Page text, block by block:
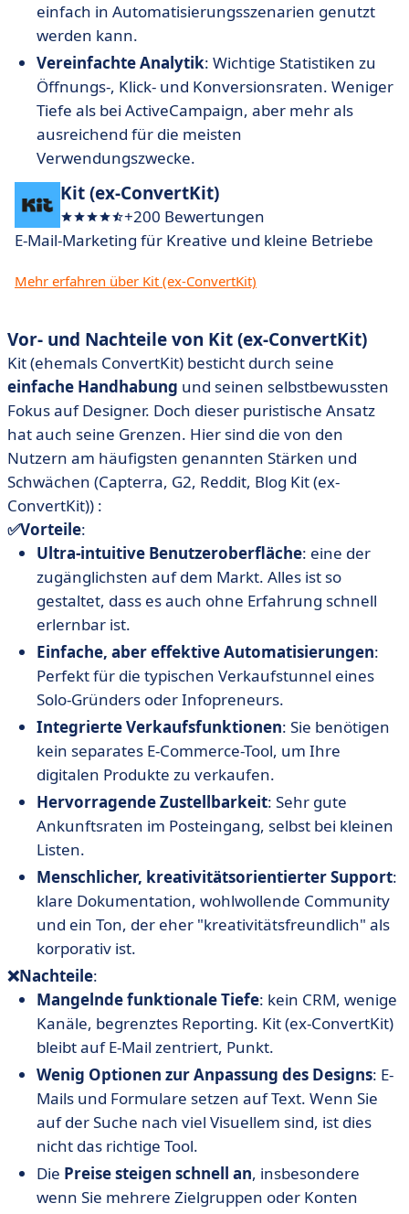
einfach in Automatisierungsszenarien genutzt
werden kann.
Vereinfachte Analytik: Wichtige Statistiken zu
Öffnungs-, Klick- und Konversionsraten. Weniger
Tiefe als bei ActiveCampaign, aber mehr als
ausreichend für die meisten
Verwendungszwecke.
Kit (ex-ConvertKit)
+200 Bewertungen
E-Mail-Marketing für Kreative und kleine Betriebe
Mehr erfahren über Kit (ex-ConvertKit)
Vor- und Nachteile von Kit (ex-ConvertKit)
Kit (ehemals ConvertKit) besticht durch seine
einfache Handhabung und seinen selbstbewussten
Fokus auf Designer. Doch dieser puristische Ansatz
hat auch seine Grenzen. Hier sind die von den
Nutzern am häufigsten genannten Stärken und
Schwächen (Capterra, G2, Reddit, Blog Kit (ex-
ConvertKit)) :
✅Vorteile:
Ultra-intuitive Benutzeroberfläche: eine der
zugänglichsten auf dem Markt. Alles ist so
gestaltet, dass es auch ohne Erfahrung schnell
erlernbar ist.
Einfache, aber effektive Automatisierungen:
Perfekt für die typischen Verkaufstunnel eines
Solo-Gründers oder Infopreneurs.
Integrierte Verkaufsfunktionen: Sie benötigen
kein separates E-Commerce-Tool, um Ihre
digitalen Produkte zu verkaufen.
Hervorragende Zustellbarkeit: Sehr gute
Ankunftsraten im Posteingang, selbst bei kleinen
Listen.
Menschlicher, kreativitätsorientierter Support:
klare Dokumentation, wohlwollende Community
und ein Ton, der eher "kreativitätsfreundlich" als
korporativ ist.
❌Nachteile:
Mangelnde funktionale Tiefe: kein CRM, wenige
Kanäle, begrenztes Reporting. Kit (ex-ConvertKit)
bleibt auf E-Mail zentriert, Punkt.
Wenig Optionen zur Anpassung des Designs: E-
Mails und Formulare setzen auf Text. Wenn Sie
auf der Suche nach viel Visuellem sind, ist dies
nicht das richtige Tool.
Die Preise steigen schnell an, insbesondere
wenn Sie mehrere Zielgruppen oder Konten